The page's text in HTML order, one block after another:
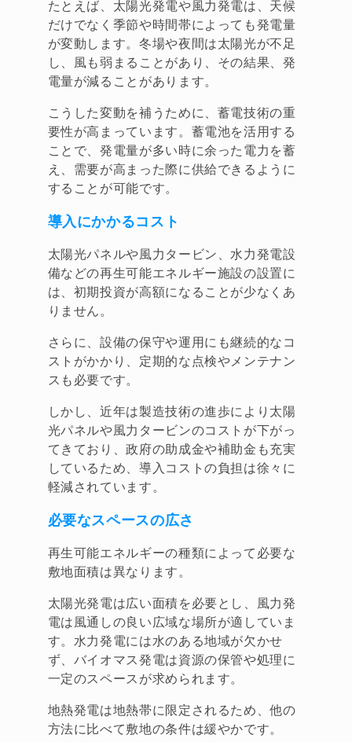
たとえば、太陽光発電や風力発電は、天候
だけでなく季節や時間帯によっても発電量
が変動します。冬場や夜間は太陽光が不足
し、風も弱まることがあり、その結果、発
電量が減ることがあります。
こうした変動を補うために、蓄電技術の重
要性が高まっています。蓄電池を活用する
ことで、発電量が多い時に余った電力を蓄
え、需要が高まった際に供給できるように
することが可能です。
導入にかかるコスト
太陽光パネルや風力タービン、水力発電設
備などの再生可能エネルギー施設の設置に
は、初期投資が高額になることが少なくあ
りません。
さらに、設備の保守や運用にも継続的なコ
ストがかかり、定期的な点検やメンテナン
スも必要です。
しかし、近年は製造技術の進歩により太陽
光パネルや風力タービンのコストが下がっ
てきており、政府の助成金や補助金も充実
しているため、導入コストの負担は徐々に
軽減されています。
必要なスペースの広さ
再生可能エネルギーの種類によって必要な
敷地面積は異なります。
太陽光発電は広い面積を必要とし、風力発
電は風通しの良い広域な場所が適していま
す。水力発電には水のある地域が欠かせ
ず、バイオマス発電は資源の保管や処理に
一定のスペースが求められます。
地熱発電は地熱帯に限定されるため、他の
方法に比べて敷地の条件は緩やかです。